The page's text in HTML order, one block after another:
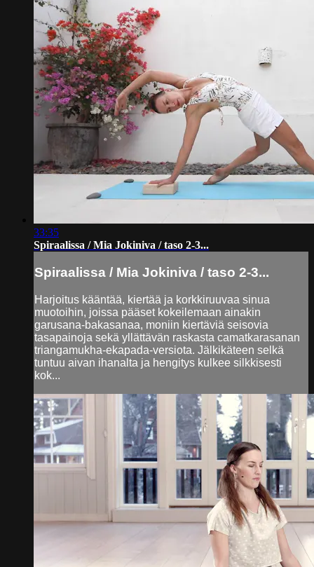
33:35
Spiraalissa / Mia Jokiniva / taso 2-3...
Spiraalissa / Mia Jokiniva / taso 2-3...
Harjoitus kääntää, kiertää ja korkkiruuvaa sinua
muotoihin, joissa pääset kokeilemaan ainakin
garusana-bakasanaa, moniin kiertäviä seisovia
tasapainoja sekä yllättävän raskasta camatkarasanan
triangamukha-ekapada-versiota. Jälkikäteen selkä
tuntuu aivan ihanalta ja hengitys kulkee silkkisesti
kok...